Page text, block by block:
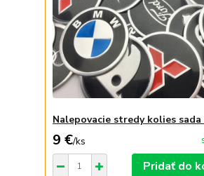
Nalepovacie stredy kolies sada
9 €/ks
Pridať do